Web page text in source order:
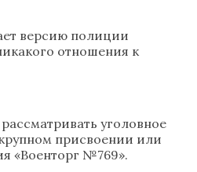
версию полиции
отношения к
уголовное
присвоении или
«Военторг №769».